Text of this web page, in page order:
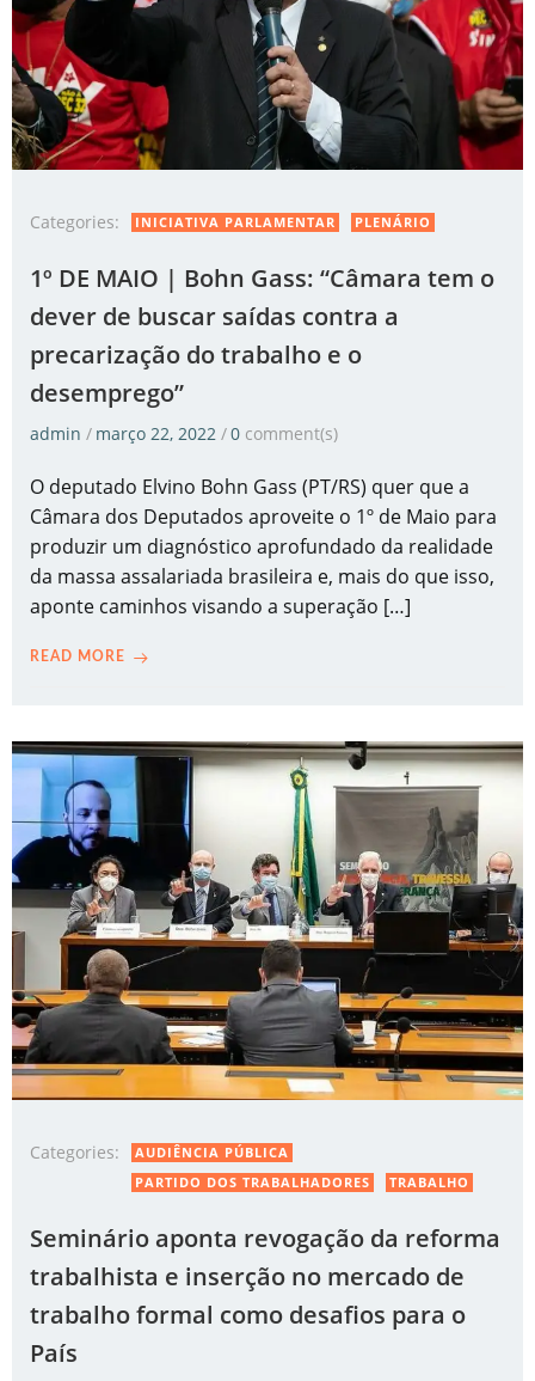
Categories: INICIATIVA PARLAMENTAR PLENÁRIO
1º DE MAIO | Bohn Gass: “Câmara tem o
dever de buscar saídas contra a
precarização do trabalho e o
desemprego”
admin / março 22, 2022 /0 comment(s)
O deputado Elvino Bohn Gass (PT/RS) quer que a
Câmara dos Deputados aproveite o 1º de Maio para
produzir um diagnóstico aprofundado da realidade
da massa assalariada brasileira e, mais do que isso,
aponte caminhos visando a superação […]
READ MORE
Categories:
AUDIÊNCIA PÚBLICA
PARTIDO DOS TRABALHADORES
TRABALHO
Seminário aponta revogação da reforma
trabalhista e inserção no mercado de
trabalho formal como desafios para o
País